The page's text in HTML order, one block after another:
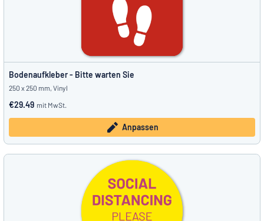
Bodenaufkleber - Bitte warten Sie
250 x 250 mm, Vinyl
€29.49 mit MwSt.
Anpassen